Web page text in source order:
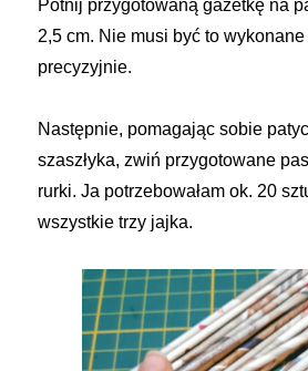
Potnij przygotowaną gazetkę na
2,5 cm. Nie musi być to
precyzyjnie.
Następnie, pomagając sobie
szaszłyka, zwiń przygotowane
rurki. Ja potrzebowałam ok. 20
wszystkie trzy jajka.